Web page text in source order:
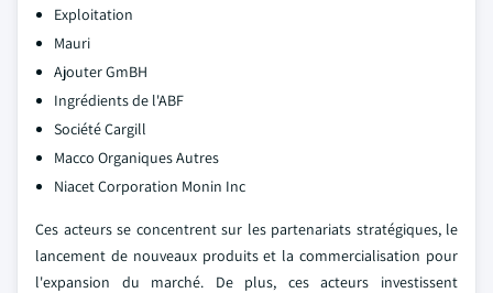
Exploitation
Mauri
Ajouter GmBH
Ingrédients de l'ABF
Société Cargill
Macco Organiques Autres
Niacet Corporation Monin Inc
Ces acteurs se concentrent sur les partenariats stratégiques, le
lancement de nouveaux produits et la commercialisation pour
l'expansion du marché. De plus, ces acteurs investissent